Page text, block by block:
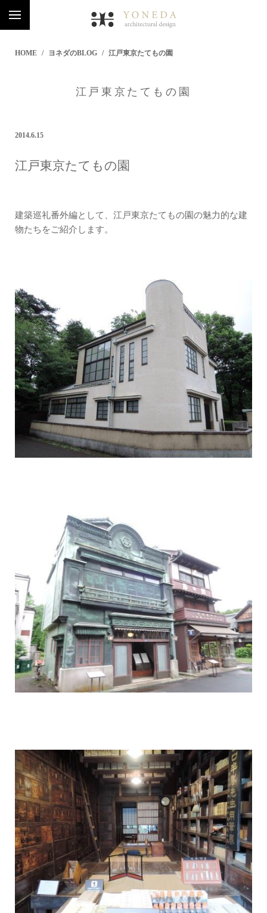
HOME ヨネダのBLOG 江戸東京たてもの園
江戸東京たてもの園
2014.6.15
江戸東京たてもの園
建築巡礼番外編として、江戸東京たてもの園の魅力的な建
物たちをご紹介します。